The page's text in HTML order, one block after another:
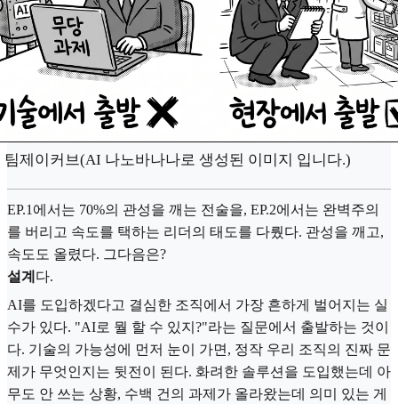
팀제이커브(AI 나노바나나로 생성된 이미지 입니다.)
EP.1에서는 70%의 관성을 깨는 전술을, EP.2에서는 완벽주의
를 버리고 속도를 택하는 리더의 태도를 다뤘다. 관성을 깨고,
속도도 올렸다. 그다음은?
설계 다.
AI를 도입하겠다고 결심한 조직에서 가장 흔하게 벌어지는 실
수가 있다. "AI로 뭘 할 수 있지?"라는 질문에서 출발하는 것이
다. 기술의 가능성에 먼저 눈이 가면, 정작 우리 조직의 진짜 문
제가 무엇인지는 뒷전이 된다. 화려한 솔루션을 도입했는데 아
무도 안 쓰는 상황, 수백 건의 과제가 올라왔는데 의미 있는 게